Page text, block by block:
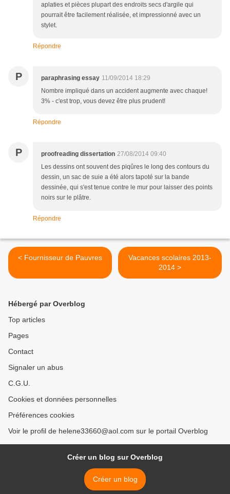
aplaties et pièces plupart des endroits secs d'argile qui
pourrait être facilement réalisée, et impressionné avec un
stylet.
Répondre
P paraphrasing essay 11/09/2014 18:29
Nombre impliqué dans un accident augmente avec chaque!
3% - c'est trop, vous devez être plus prudent!
Répondre
P proofreading dissertation 27/08/2014 09:40
Les dessins ont souvent des piqûres le long des contours du
dessin, un sac de suie a été alors tapoté sur la bande
dessinée, qui s'est tenue contre le mur pour laisser des points
noirs sur le plâtre.
Répondre
< Fournisseur de Pauvres
Vacances scolaires 2013-
2014 >
Hébergé par Overblog
Top articles
Pages
Contact
Signaler un abus
C.G.U.
Cookies et données personnelles
Préférences cookies
Voir le profil de helene33660@aol.com sur le portail Overblog
Créer un blog sur Overblog
Créer un blog